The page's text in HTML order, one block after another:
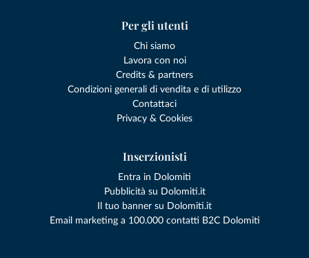
Per gli utenti
Chi siamo
Lavora con noi
Credits & partners
Condizioni generali di vendita e di utilizzo
Contattaci
Privacy & Cookies
Inserzionisti
Entra in Dolomiti
Pubblicità su Dolomiti.it
Il tuo banner su Dolomiti.it
Email marketing a 100.000 contatti B2C Dolomiti